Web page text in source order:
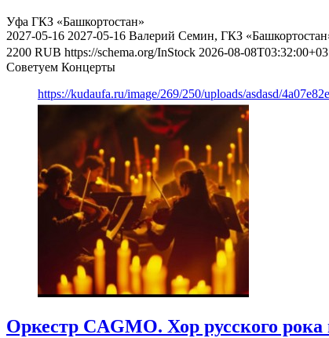
Уфа ГКЗ «Башкортостан»
2027-05-16 2027-05-16 Валерий Семин, ГКЗ
2200 RUB https://schema.org/InStock 2026-08-
Советуем Концерты
https://kudaufa.ru/image/269/250/uploads/asdasd/
Оркестр CAGMO. Хор русского